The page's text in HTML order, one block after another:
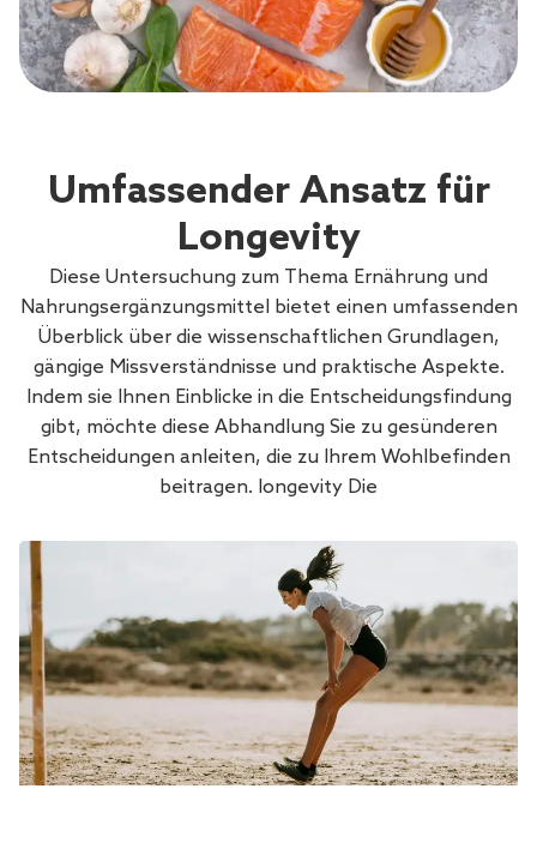
Umfassender Ansatz für
Longevity
Diese Untersuchung zum Thema Ernährung und
Nahrungsergänzungsmittel bietet einen umfassenden
Überblick über die wissenschaftlichen Grundlagen,
gängige Missverständnisse und praktische Aspekte.
Indem sie Ihnen Einblicke in die Entscheidungsfindung
gibt, möchte diese Abhandlung Sie zu gesünderen
Entscheidungen anleiten, die zu Ihrem Wohlbefinden
beitragen. longevity Die